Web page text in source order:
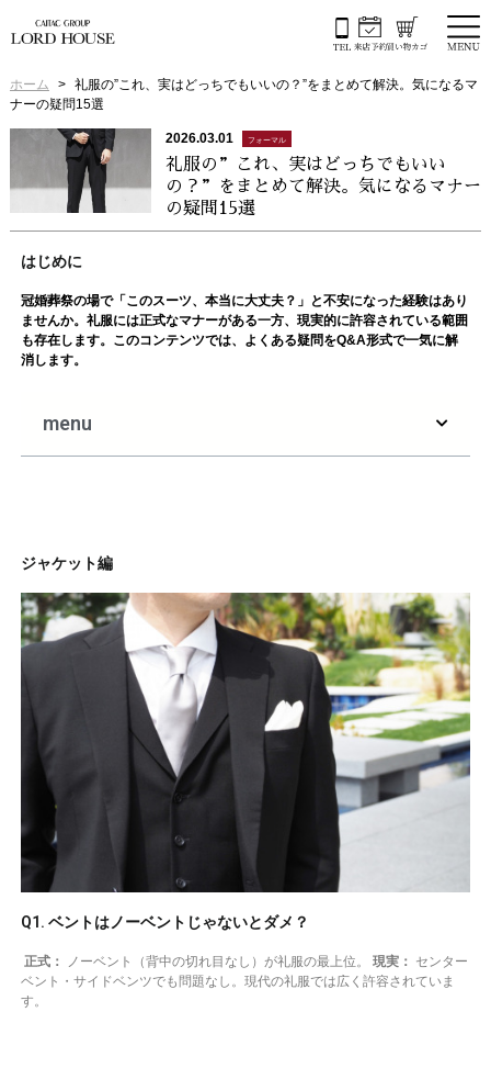
ホーム
礼服の”これ、実はどっちでもいいの？”をまとめて解決。気になるマ
ナーの疑問15選
2026.03.01 フォーマル
礼服の”これ、実はどっちでもいい
の？”をまとめて解決。気になるマナー
の疑問15選
はじめに
冠婚葬祭の場で「このスーツ、本当に大丈夫？」と不安になった経験はあり
ませんか。礼服には正式なマナーがある一方、現実的に許容されている範囲
も存在します。このコンテンツでは、よくある疑問をQ&A形式で一気に解
消します。
menu
ジャケット編
Q1. ベントはノーベントじゃないとダメ？
正式： ノーベント（背中の切れ目なし）が礼服の最上位。 現実：
センター
ベント・サイドベンツでも問題なし。現代の礼服では広く許容されていま
す。